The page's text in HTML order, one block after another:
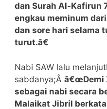
dan Surah Al-Kafirun
engkau meminum
dan sore hari selama
turut.â€
Nabi SAW lalu
sabdanya;Â â€œDemi
sebagai nabi secara
Malaikat Jibril